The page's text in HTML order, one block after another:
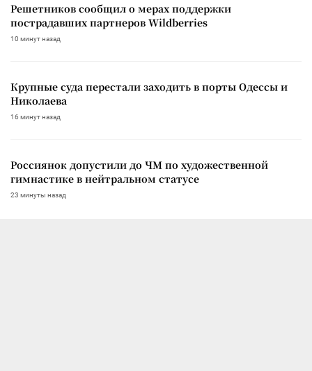
Решетников сообщил о мерах поддержки
пострадавших партнеров Wildberries
10 минут назад
Крупные суда перестали заходить в порты Одессы и
Николаева
16 минут назад
Россиянок допустили до ЧМ по художественной
гимнастике в нейтральном статусе
23 минуты назад